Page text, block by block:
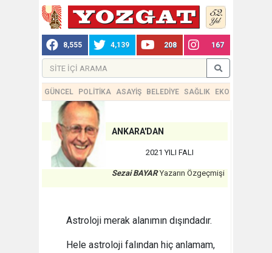
8,555 4,139 208 167
GÜNCEL POLİTİKA ASAYİŞ BELEDİYE SAĞLIK EKONOMİ
ANKARA'DAN
2021 YILI FALI
Sezai BAYAR Yazarın Özgeçmişi
Astroloji merak alanımın dışındadır.
Hele astroloji falından hiç anlamam,